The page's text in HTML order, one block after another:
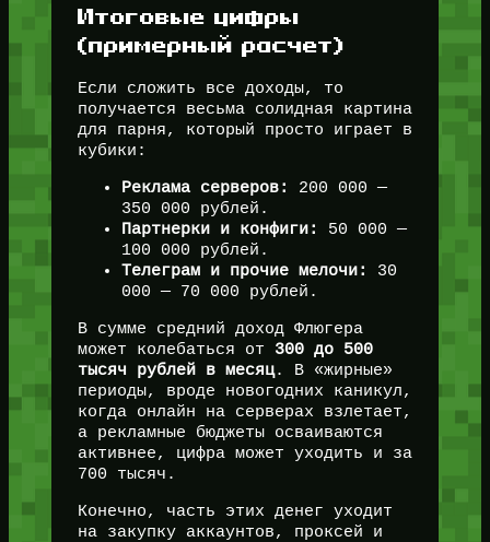
Итоговые цифры
(примерный расчет)
Если сложить все доходы, то
получается весьма солидная картина
для парня, который просто играет в
кубики:
Реклама серверов:
200 000 —
350 000 рублей.
Партнерки и конфиги:
50 000 —
100 000 рублей.
Телеграм и прочие мелочи:
30
000 — 70 000 рублей.
В сумме средний доход Флюгера
может колебаться от 300 до 500
тысяч рублей в месяц. В «жирные»
периоды, вроде новогодних каникул,
когда онлайн на серверах взлетает,
а рекламные бюджеты осваиваются
активнее, цифра может уходить и за
700 тысяч.
Конечно, часть этих денег уходит
на закупку аккаунтов, проксей и